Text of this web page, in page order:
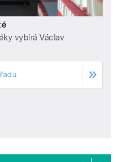
vybírá Václav